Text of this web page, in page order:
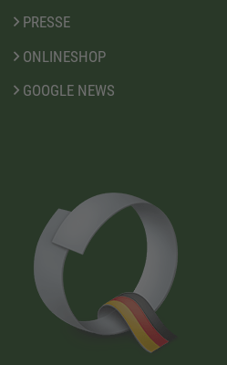
PRESSE
ONLINESHOP
GOOGLE NEWS